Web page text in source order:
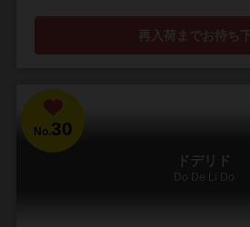
再入荷までお待ち
No.30
ドデリド
Do De Li Do